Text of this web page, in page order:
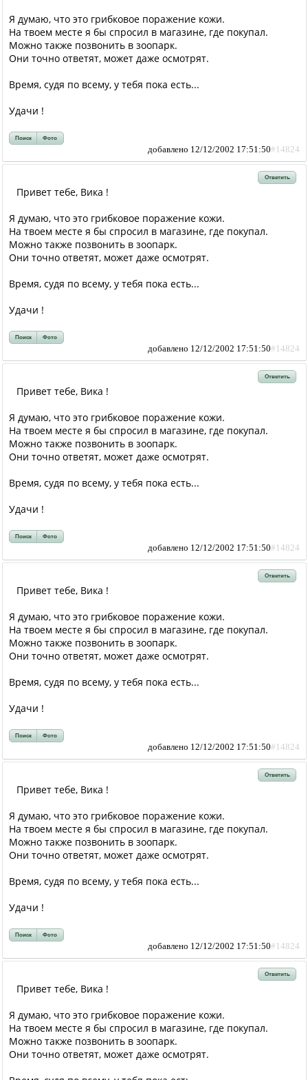
Я думаю, что это грибковое поражение кожи.
На твоем месте я бы спросил в магазине, где покупал.
Можно также позвонить в зоопарк.
Они точно ответят, может даже осмотрят.
Время, судя по всему, у тебя пока есть...
Удачи !
Поиск Фото
добавлено 12/12/2002 17:51:50#14824
Ответить
Привет тебе, Вика !
Я думаю, что это грибковое поражение кожи.
На твоем месте я бы спросил в магазине, где покупал.
Можно также позвонить в зоопарк.
Они точно ответят, может даже осмотрят.
Время, судя по всему, у тебя пока есть...
Удачи !
Поиск Фото
добавлено 12/12/2002 17:51:50#14824
Ответить
Привет тебе, Вика !
Я думаю, что это грибковое поражение кожи.
На твоем месте я бы спросил в магазине, где покупал.
Можно также позвонить в зоопарк.
Они точно ответят, может даже осмотрят.
Время, судя по всему, у тебя пока есть...
Удачи !
Поиск Фото
добавлено 12/12/2002 17:51:50#14824
Ответить
Привет тебе, Вика !
Я думаю, что это грибковое поражение кожи.
На твоем месте я бы спросил в магазине, где покупал.
Можно также позвонить в зоопарк.
Они точно ответят, может даже осмотрят.
Время, судя по всему, у тебя пока есть...
Удачи !
Поиск Фото
добавлено 12/12/2002 17:51:50#14824
Ответить
Привет тебе, Вика !
Я думаю, что это грибковое поражение кожи.
На твоем месте я бы спросил в магазине, где покупал.
Можно также позвонить в зоопарк.
Они точно ответят, может даже осмотрят.
Время, судя по всему, у тебя пока есть...
Удачи !
Поиск Фото
добавлено 12/12/2002 17:51:50#14824
Ответить
Привет тебе, Вика !
Я думаю, что это грибковое поражение кожи.
На твоем месте я бы спросил в магазине, где покупал.
Можно также позвонить в зоопарк.
Они точно ответят, может даже осмотрят.